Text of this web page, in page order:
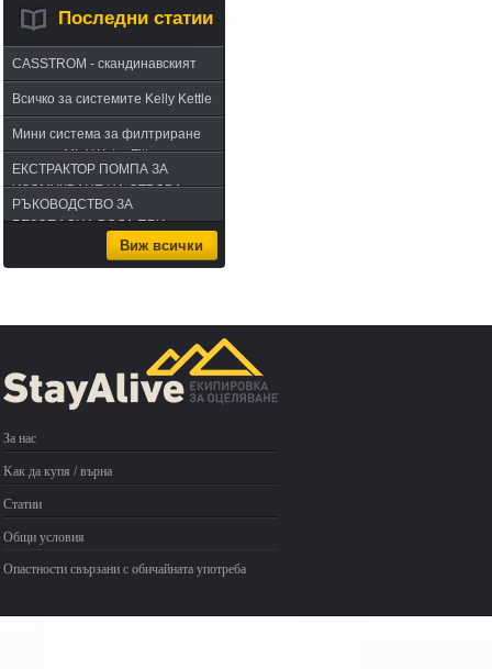
Последни статии
CASSTROM - скандинавският
път в оцеляването или
бушкрафт по лапландски
Всичко за системите Kelly Kettle
Мини система за филтриране
на вода Mini Water Filter
ЕКСТРАКТОР ПОМПА ЗА
ИЗСМУКВАНЕ НА ОТРОВА -
комплект за извличане на
РЪКОВОДСТВО ЗА
БЕЗОПАСНА ВОДА ПРИ
Виж всички
За нас
Kак да купя / върна
Статии
Общи условия
Опастности свързани с обичайната употреба